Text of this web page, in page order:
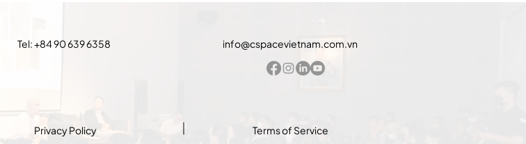
Tel: +84 90 639 6358 info@cspacevietnam.com.vn
Privacy Policy Terms of Service